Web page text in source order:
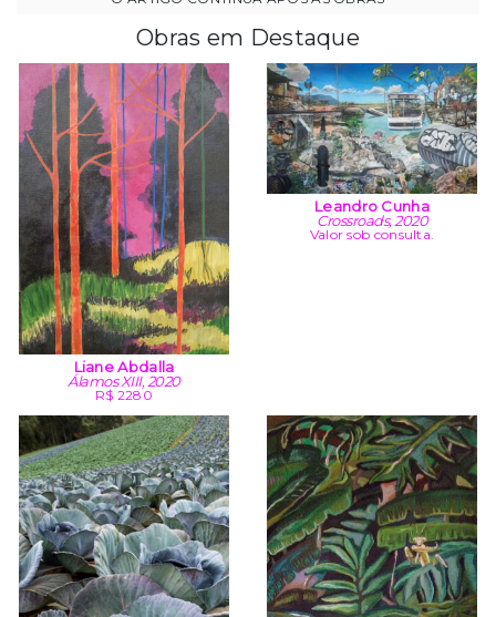
Obras em Destaque
Liane Abdalla
Álamos XIII, 2020
R$ 2280
Leandro Cunha
Crossroads, 2020
Valor sob consulta.